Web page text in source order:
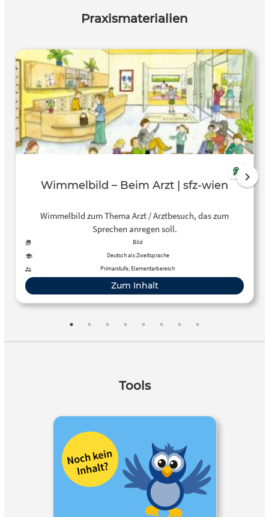
Praxismaterialien
Wimmelbild – Beim Arzt | sfz-wien
Wimmelbild zum Thema Arzt / Arztbesuch, das zum
Sprechen anregen soll.
Bild
Deutsch als Zweitsprache
Primarstufe, Elementarbereich
Zum Inhalt
Tools